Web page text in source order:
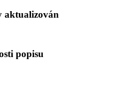
aktualizován
popisu